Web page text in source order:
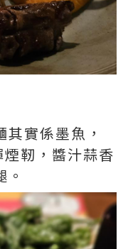
實係墨魚，
靭，醬汁蒜香